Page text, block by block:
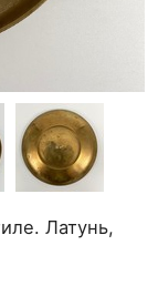
Латунь,